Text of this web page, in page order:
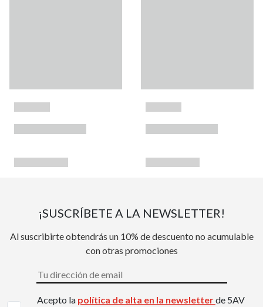
¡SUSCRÍBETE A LA NEWSLETTER!
Al suscribirte obtendrás un 10% de descuento no acumulable
con otras promociones
Acepto la política de alta en la newsletterde 5AV